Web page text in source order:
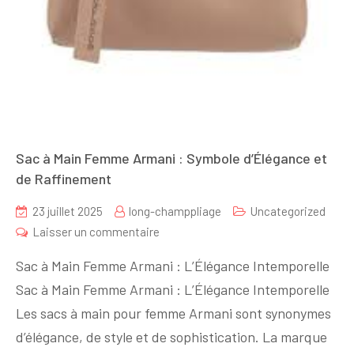
Sac à Main Femme Armani : Symbole d’Élégance et
de Raffinement
23 juillet 2025 long-champpliage
Uncategorized
Laisser un commentaire
à
Main
Femme
Armani
Sac à Main Femme Armani : L’Élégance Intemporelle
Sac à Main Femme Armani : L’Élégance Intemporelle
Les sacs à main pour femme Armani sont synonymes
d’élégance, de style et de sophistication. La marque